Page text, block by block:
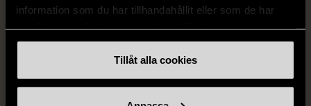
information som du har tillhandahållit eller som de har
Tillåt alla cookies